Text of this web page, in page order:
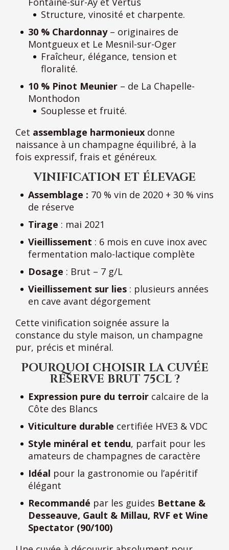
Structure, vinosité et charpente.
30 % Chardonnay– originaires de
Montgueux et Le Mesnil-sur-Oger
Fraîcheur, élégance, tension et
floralité.
10 % Pinot Meunier – de La Chapelle-
Monthodon
Souplesse et fruité.
Cet assemblage harmonieux donne
naissance à un champagne équilibré, à la
fois expressif, frais et généreux.
VINIFICATION ET ÉLEVAGE
Assemblage : 70 % vin de 2020 + 30 % vins
de réserve
Tirage : mai 2021
Vieillissement : 6 mois en cuve inox avec
fermentation malo-lactique complète
Dosage : Brut – 7 g/L
Vieillissement sur lies : plusieurs années
en cave avant dégorgement
Cette vinification soignée assure la
constance du style maison, un champagne
pur, précis et minéral.
POURQUOI CHOISIR LA CUVÉE
RÉSERVE BRUT 75CL ?
Expression pure du terroir calcaire de la
Côte des Blancs
Viticulture durable certifiée HVE3 & VDC
Style minéral et tendu, parfait pour les
amateurs de champagnes de caractère
Idéal pour la gastronomie ou l’apéritif
élégant
Recommandé par les guides Bettane &
Desseauve, Gault & Millau, RVF et Wine
Spectator (90/100)